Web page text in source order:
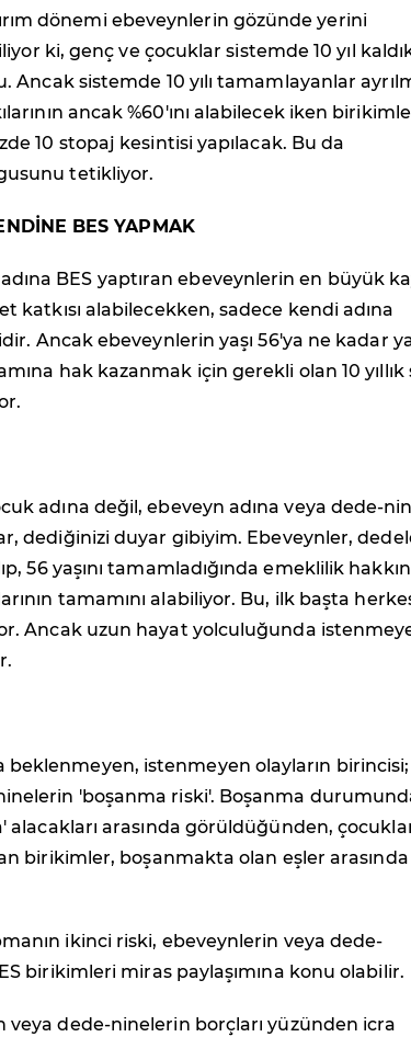
dönemi ebeveynlerin gözünde yerini
ki, genç ve çocuklar sistemde 10 yıl
Ancak sistemde 10 yılı tamamlayanlar
ancak %60'ını alabilecek iken
10 stopaj kesintisi yapılacak. Bu da
tetikliyor.
BES YAPMAK
BES yaptıran ebeveynlerin en büyük
katkısı alabilecekken, sadece kendi adına
Ancak ebeveynlerin yaşı 56'ya ne kadar
hak kazanmak için gerekli olan 10 yıllık
adına değil, ebeveyn adına veya dede-
dediğinizi duyar gibiyim. Ebeveynler,
56 yaşını tamamladığında emeklilik
tamamını alabiliyor. Bu, ilk başta
Ancak uzun hayat yolculuğunda
istenmeyen olayların birincisi;
'boşanma riski'. Boşanma
alacakları arasında görüldüğünden,
birikimler, boşanmakta olan eşler arasında
ikinci riski, ebeveynlerin veya dede-
birikimleri miras paylaşımına konu olabilir.
veya dede-ninelerin borçları yüzünden icra